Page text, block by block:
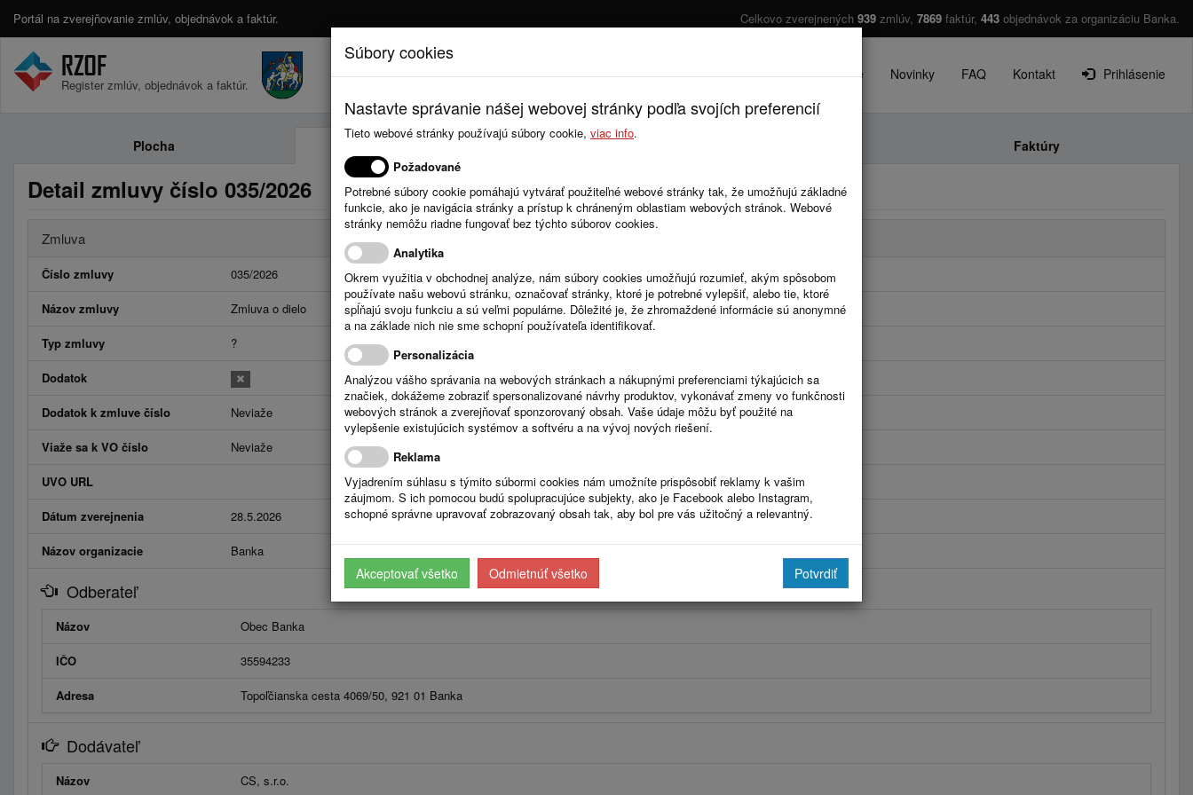
Portál na zverejňovanie zmlúv, objednávok a faktúr. Celkovo zverejnených 939 zmlúv, 7869 faktúr, 443 objednávok za organizáciu Banka.
Register zmlúv, objednávok a faktúr.
Úvod Cenník O projekte Novinky FAQ Kontakt Prihlásenie
Plocha Zmluvy Faktúry
Detail zmluvy číslo 035/2026
Zmluva
Číslo zmluvy 035/2026
Názov zmluvy Zmluva o dielo
Typ zmluvy ?
Dodatok
Dodatok k zmluve číslo Neviaže
Viaže sa k VO číslo Neviaže
UVO URL
Dátum zverejnenia 28.5.2026
Názov organizacie Banka
Odberateľ
Názov Obec Banka
IČO 35594233
Adresa Topoľčianska cesta 4069/50, 921 01 Banka
Dodávateľ
Názov CS, s.r.o.
Súbory cookies
Nastavte správanie nášej webovej stránky podľa svojích preferencií
Tieto webové stránky používajú súbory cookie, viac info.
Požadované
Potrebné súbory cookie pomáhajú vytvárať použiteľné webové stránky tak, že umožňujú základné
funkcie, ako je navigácia stránky a prístup k chráneným oblastiam webových stránok. Webové
stránky nemôžu riadne fungovať bez týchto súborov cookies.
Analytika
Okrem využitia v obchodnej analýze, nám súbory cookies umožňujú rozumieť, akým spôsobom
používate našu webovú stránku, označovať stránky, ktoré je potrebné vylepšiť, alebo tie, ktoré
spĺňajú svoju funkciu a sú veľmi populárne. Dôležité je, že zhromaždené informácie sú anonymné
a na základe nich nie sme schopní používateľa identifikovať.
Personalizácia
Analýzou vášho správania na webových stránkach a nákupnými preferenciami týkajúcich sa
značiek, dokážeme zobraziť spersonalizované návrhy produktov, vykonávať zmeny vo funkčnosti
webových stránok a zverejňovať sponzorovaný obsah. Vaše údaje môžu byť použité na
vylepšenie existujúcich systémov a softvéru a na vývoj nových riešení.
Reklama
Vyjadrením súhlasu s týmito súbormi cookies nám umožníte prispôsobiť reklamy k vašim
záujmom. S ich pomocou budú spolupracujúce subjekty, ako je Facebook alebo Instagram,
schopné správne upravovať zobrazovaný obsah tak, aby bol pre vás užitočný a relevantný.
Akceptovať všetko Odmietnúť všetko Potvrdiť